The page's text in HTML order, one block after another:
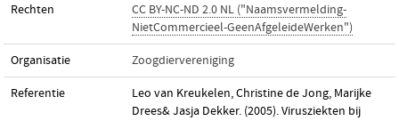
Rechten
CC BY-NC-ND 2.0 NL ("Naamsvermelding-
NietCommercieel-GeenAfgeleideWerken")
Organisatie Zoogdiervereniging
Referentie
Leo van Kreukelen, Christine de Jong, Marijke
Drees& Jasja Dekker. (2005). Virusziekten bij